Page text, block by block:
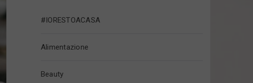
#IORESTOACASA
Alimentazione
Beauty